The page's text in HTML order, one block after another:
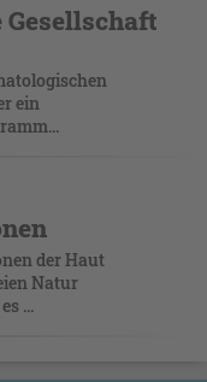
ein
der Haut
Natur
...